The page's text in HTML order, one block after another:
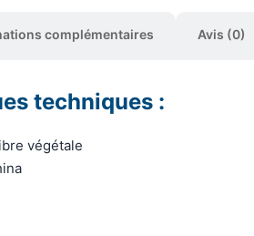
complémentaires Avis (0)
techniques :
végétale